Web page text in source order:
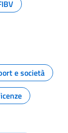
e società